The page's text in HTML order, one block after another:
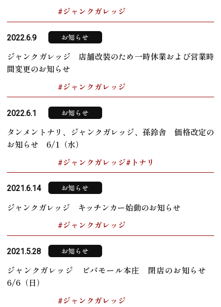
#ジャンクガレッジ
2022.6.9 お知らせ
ジャンクガレッジ 店舗改装のため一時休業および営業時
間変更のお知らせ
#ジャンクガレッジ
2022.6.1 お知らせ
タンメントナリ、ジャンクガレッジ、孫鈴舎 価格改定の
お知らせ 6/1（水）
#ジャンクガレッジ#トナリ
2021.6.14 お知らせ
ジャンクガレッジ キッチンカー始動のお知らせ
#ジャンクガレッジ
2021.5.28 お知らせ
ジャンクガレッジ ビバモール本庄 閉店のお知らせ
6/6（日）
#ジャンクガレッジ